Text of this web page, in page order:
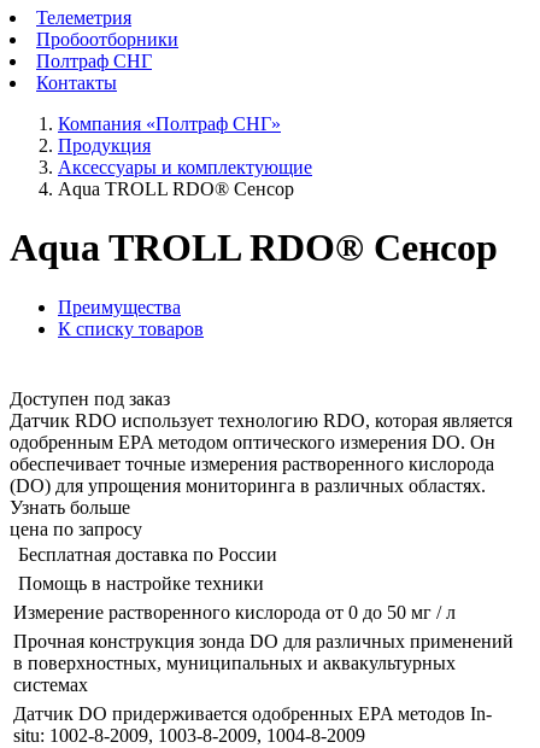
Телеметрия
Пробоотборники
Полтраф СНГ
Контакты
Компания «Полтраф СНГ»
Продукция
Аксессуары и комплектующие
Aqua TROLL RDO® Сенсор
Aqua TROLL RDO® Сенсор
Преимущества
К списку товаров
Доступен под заказ
Датчик RDO использует технологию RDO, которая является
одобренным EPA методом оптического измерения DO. Он
обеспечивает точные измерения растворенного кислорода
(DO) для упрощения мониторинга в различных областях.
Узнать больше
цена по запросу
Бесплатная доставка по России
Помощь в настройке техники
Измерение растворенного кислорода от 0 до 50 мг / л
Прочная конструкция зонда DO для различных применений
в поверхностных, муниципальных и аквакультурных
системах
Датчик DO придерживается одобренных EPA методов In-
situ: 1002-8-2009, 1003-8-2009, 1004-8-2009